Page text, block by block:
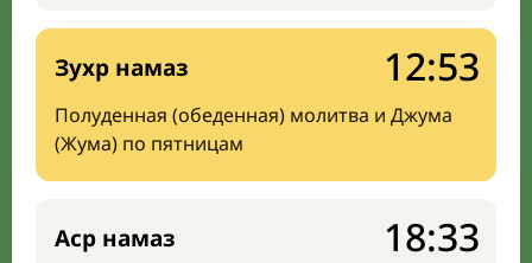
Зухр намаз
Полуденная (обеденная) молитва и Джума
(Жума) по пятницам
12:53
Аср намаз 18:33